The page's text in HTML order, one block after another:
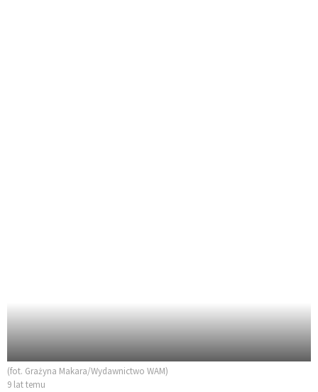
(fot. Grażyna Makara/Wydawnictwo WAM)
9 lat temu